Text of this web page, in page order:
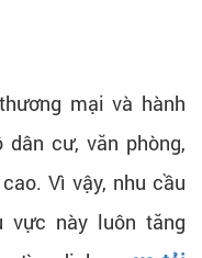
mại và hành
cư, văn phòng,
Vì vậy, nhu cầu
vực này luôn tăng